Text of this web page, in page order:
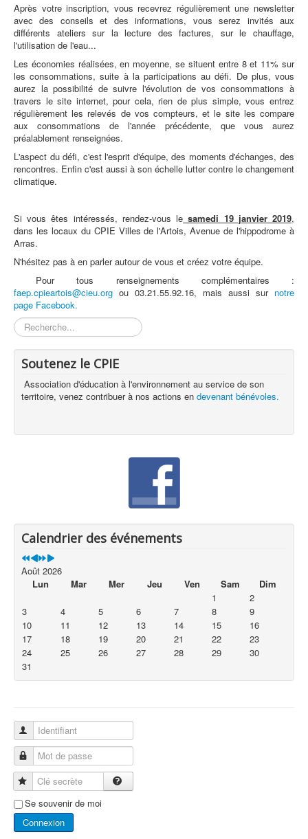
Après votre inscription, vous recevrez régulièrement une newsletter
avec des conseils et des informations, vous serez invités aux
différents ateliers sur la lecture des factures, sur le chauffage,
l'utilisation de l'eau...
Les économies réalisées, en moyenne, se situent entre 8 et 11% sur
les consommations, suite à la participations au défi. De plus, vous
aurez la possibilité de suivre l'évolution de vos consommations à
travers le site internet, pour cela, rien de plus simple, vous entrez
régulièrement les relevés de vos compteurs, et le site les compare
aux consommations de l'année précédente, que vous aurez
préalablement renseignées.
L'aspect du défi, c'est l'esprit d'équipe, des moments d'échanges, des
rencontres. Enfin c'est aussi à son échelle lutter contre le changement
climatique.
Si vous êtes intéressés, rendez-vous le samedi 19 janvier 2019,
dans les locaux du CPIE Villes de l'Artois, Avenue de l'hippodrome à
Arras.
N'hésitez pas à en parler autour de vous et créez votre équipe.
Pour tous renseignements complémentaires :
faep.cpieartois@cieu.org ou 03.21.55.92.16, mais aussi sur notre
page Facebook.
Rechercher
Soutenez le CPIE
Association d'éducation à l'environnement au service de son
territoire, venez contribuer à nos actions en devenant bénévoles.
Calendrier des événements
Août 2026
Lun
Mar Mer Jeu Ven Sam
Dim
1
2
3
4 5 6 7 8
9
10
11 12 13 14 15
16
17
18 19 20 21 22
23
24
25 26 27 28 29
30
31
Identifiant
Mot de passe
Clé secrète
Se souvenir de moi
Connexion